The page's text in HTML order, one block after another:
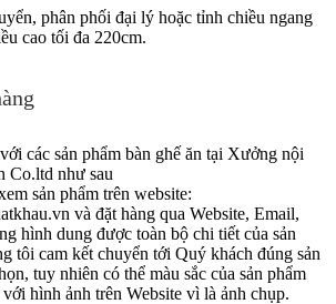
phân phối đại lý hoặc tỉnh chiều ngang
cao tối đa 220cm.
các sản phẩm bàn ghế ăn tại Xưởng nội
Co.ltd như sau
sản phẩm trên website:
và đặt hàng qua Website, Email,
hình dung được toàn bộ chi tiết của sản
tôi cam kết chuyển tới Quý khách đúng sản
tuy nhiên có thể màu sắc của sản phẩm
hình ảnh trên Website vì là ảnh chụp.